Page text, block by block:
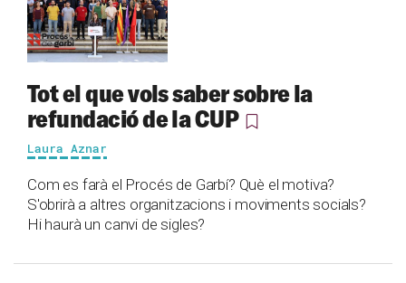
Tot el que vols saber sobre la
refundació de la CUP
Laura Aznar
Com es farà el Procés de Garbí? Què el motiva?
S'obrirà a altres organitzacions i moviments socials?
Hi haurà un canvi de sigles?